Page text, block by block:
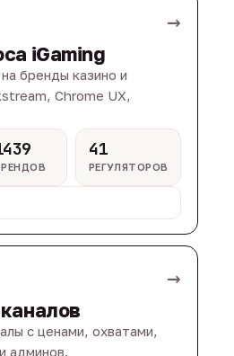
→
iGaming
бренды казино и
Chrome UX,
41
РЕГУЛЯТОРОВ
→
с ценами, охватами,
админов.